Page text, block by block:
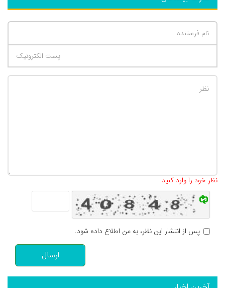
نظر خود را وارد کنید
پس از انتشار این نظر، به من اطلاع داده شود.
ارسال